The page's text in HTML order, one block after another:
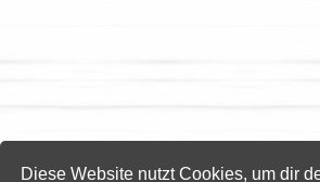
Diese Website nutzt Cookies, um dir